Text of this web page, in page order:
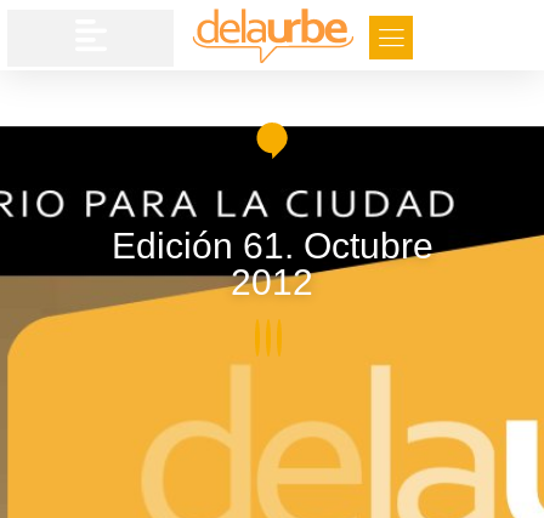
Edición 61. Octubre
2012